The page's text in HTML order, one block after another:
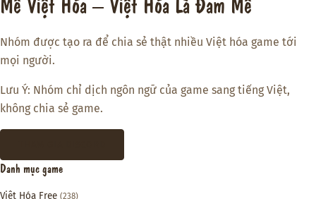
Nhóm được tạo ra để chia sẻ thật nhiều Việt hóa game tới
mọi người.
Lưu Ý: Nhóm chỉ dịch ngôn ngữ của game sang tiếng Việt,
không chia sẻ game.
Danh mục game
Việt Hóa Free (238)